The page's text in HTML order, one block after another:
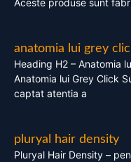
Aceste produse sunt
anatomia lui grey
Heading H2 – Anatomia
Anatomia lui Grey Click
captat atentia a
pluryal hair density
Pluryal Hair Density –